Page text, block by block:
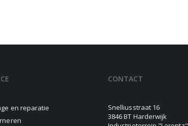
en reparatie
CONTACT
Snelliusstraat 16
3846 BT Harderwijk